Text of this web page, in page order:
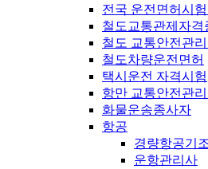
전국 운전면허시
철도교통관제자격
철도 교통안전관
철도차량운전면허
택시운전 자격시험
항만 교통안전관
화물운송종사자
항공
경량항공기
운항관리사